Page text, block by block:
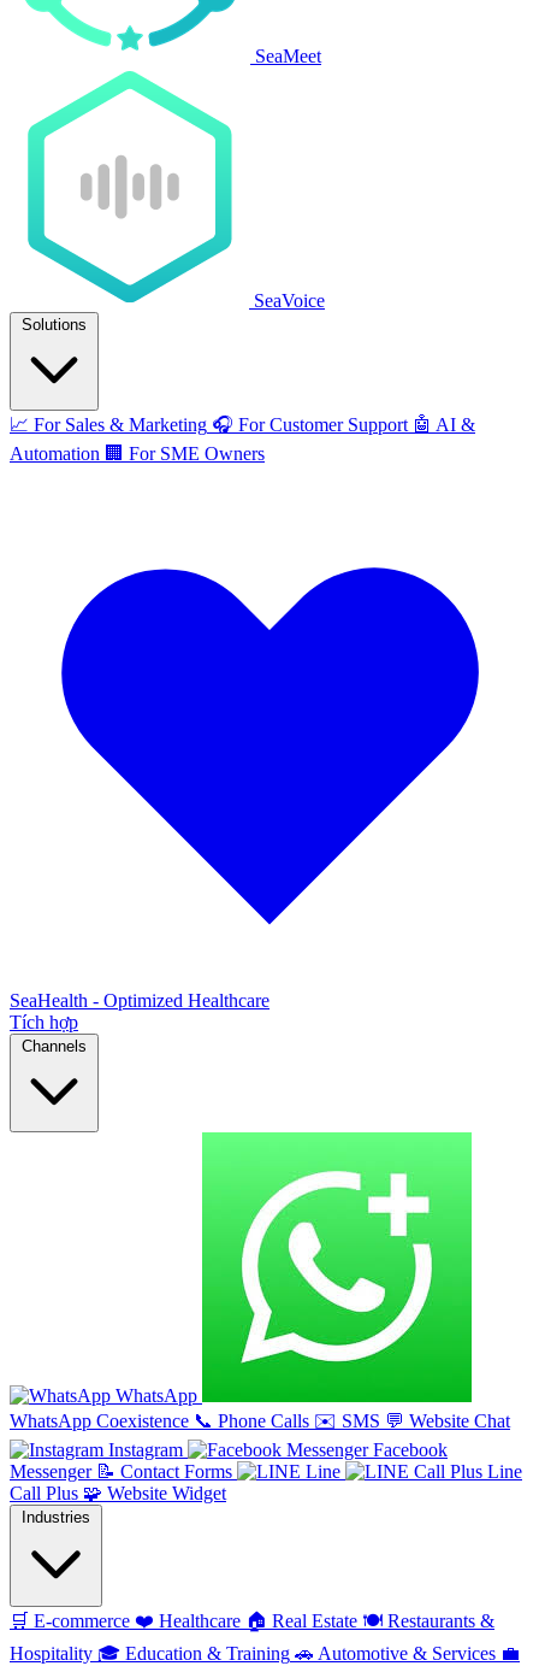
SeaMeet
SeaVoice
Solutions
📈 For Sales & Marketing 🎧 For Customer Support 🤖 AI &
Automation 🏢 For SME Owners
SeaHealth - Optimized Healthcare
Tích hợp
Channels
WhatsApp
WhatsApp Coexistence 📞 Phone Calls ✉️ SMS 💬 Website Chat
Instagram
Facebook
Messenger 📝 Contact Forms Line
Line
Call Plus 🧩 Website Widget
Industries
🛒 E-commerce ❤️ Healthcare 🏠 Real Estate 🍽️ Restaurants &
Hospitality 🎓 Education & Training 🚗 Automotive & Services 💼